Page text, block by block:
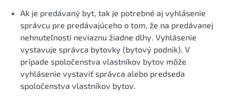
Ak je predávaný byt, tak je potrebné aj vyhlásenie
správcu pre predávajúceho o tom, že na predávanej
nehnuteľnosti neviaznu žiadne dlhy. Vyhlásenie
vystavuje správca bytovky (bytový podnik). V
prípade spoločenstva vlastníkov bytov môže
vyhlásenie vystaviť správca alebo predseda
spoločenstva vlastníkov bytov.